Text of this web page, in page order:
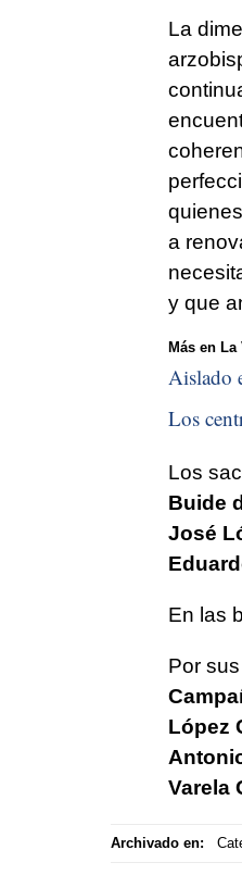
La
a
y que
Más en La
Aislado
Los
Los
Buide
José
En las
Por
López
Varela
Archivado en: